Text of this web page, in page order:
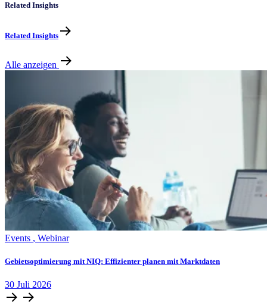
Related Insights
Related Insights
Alle anzeigen
Events , Webinar
Gebietsoptimierung mit NIQ: Effizienter planen mit Marktdaten
30 Juli 2026